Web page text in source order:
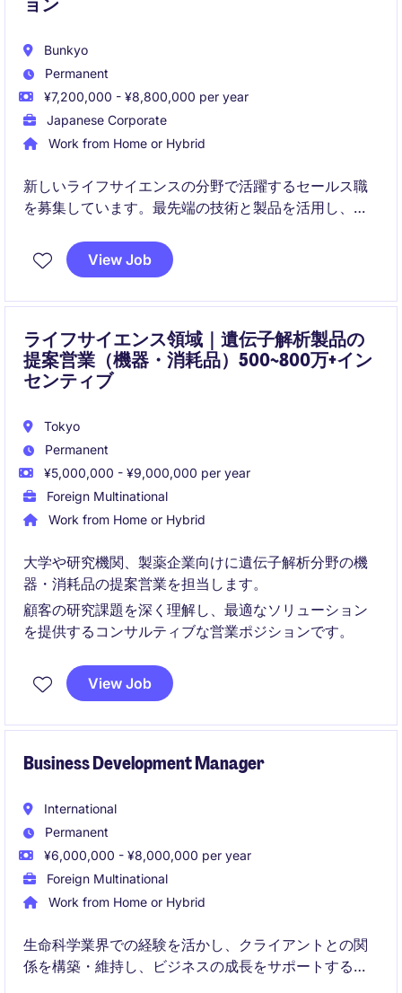
Bunkyo
Permanent
¥7,200,000 - ¥8,800,000 per year
Japanese Corporate
Work from Home or Hybrid
新しいライフサイエンスの分野で活躍するセールス職
を募集しています。最先端の技術と製品を活用し、お
View Job
ライフサイエンス領域｜遺伝子解析製品の
提案営業（機器・消耗品）500~800万+イン
センティブ
Tokyo
Permanent
¥5,000,000 - ¥9,000,000 per year
Foreign Multinational
Work from Home or Hybrid
大学や研究機関、製薬企業向けに遺伝子解析分野の機
器・消耗品の提案営業を担当します。
顧客の研究課題を深く理解し、最適なソリューション
を提供するコンサルティブな営業ポジションです。
View Job
Business Development Manager
International
Permanent
¥6,000,000 - ¥8,000,000 per year
Foreign Multinational
Work from Home or Hybrid
生命科学業界での経験を活かし、クライアントとの関
係を構築・維持し、ビジネスの成長をサポートするア